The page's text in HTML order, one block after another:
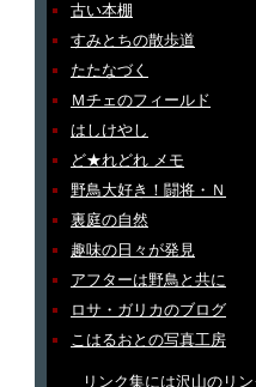
古い本棚
すみとちの散歩道
たたなづく
Ｍチェのフィールド
はしけやし
ど★れどれ メモ
野鳥大好き！闘将・Ｎ
裏庭の自然
趣味の日々が発見
アフターは野鳥と共に
ロサ・ガリカのブログ
こはるおとの写真工房
リンク集には沢山のリ